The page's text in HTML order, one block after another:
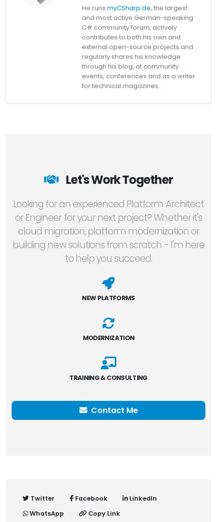
He runs myCSharp.de, the largest
and most active German-speaking
C# community forum, actively
contributes to both his own and
external open-source projects and
regularly shares his knowledge
through his blog, at community
events, conferences and as a writer
for technical magazines.
Let's Work Together
Looking for an experienced Platform Architect
or Engineer for your next project? Whether it's
cloud migration, platform modernization or
building new solutions from scratch - I'm here
to help you succeed.
NEW PLATFORMS
MODERNIZATION
TRAINING & CONSULTING
Contact Me
Twitter Facebook
LinkedIn
WhatsApp
Copy Link